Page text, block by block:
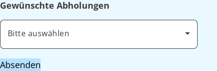
Gewünschte Abholungen
Bitte auswählen
Absenden